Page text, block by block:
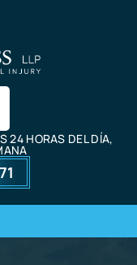
24 HORAS DEL DÍA,